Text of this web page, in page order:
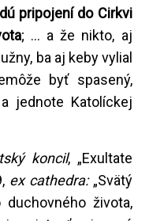
pripojení do Cirkvi
; ... a že nikto, aj
ba aj keby vylial
byť spasený,
jednote Katolíckej
koncil, „Exultate
ex cathedra:„Svätý
života,